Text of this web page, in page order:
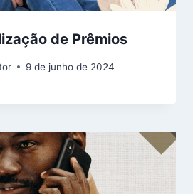
de Prêmios
9 de junho de 2024